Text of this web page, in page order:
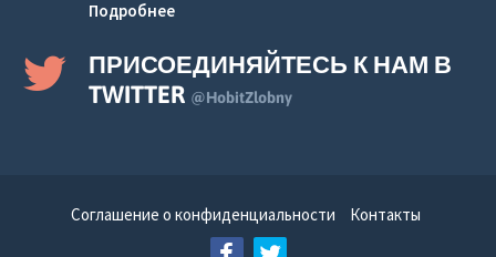
Подробнее
ПРИСОЕДИНЯЙТЕСЬ К НАМ В
TWITTER @HobitZlobny
Соглашение о конфиденциальности Контакты